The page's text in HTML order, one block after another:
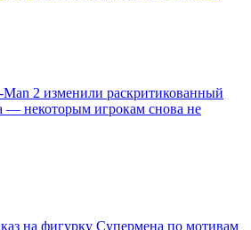
2 изменили раскритикованный
— некоторым игрокам снова не
на фигурку Супермена по мотивам